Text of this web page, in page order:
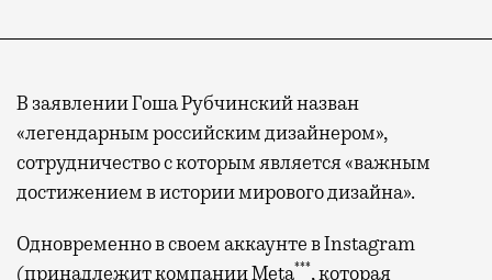
В заявлении Гоша Рубчинский назван
«легендарным российским дизайнером»,
сотрудничество с которым является «важным
достижением в истории мирового дизайна».
Одновременно в своем аккаунте в Instagram
(принадлежит компании Meta***, которая